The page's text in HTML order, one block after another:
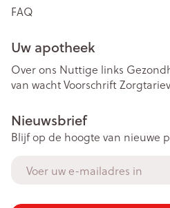
FAQ
Uw apotheek
Over ons Nuttige links
van wachtVoorschrift
Nieuwsbrief
Blijf op de hoogte van nieuwe